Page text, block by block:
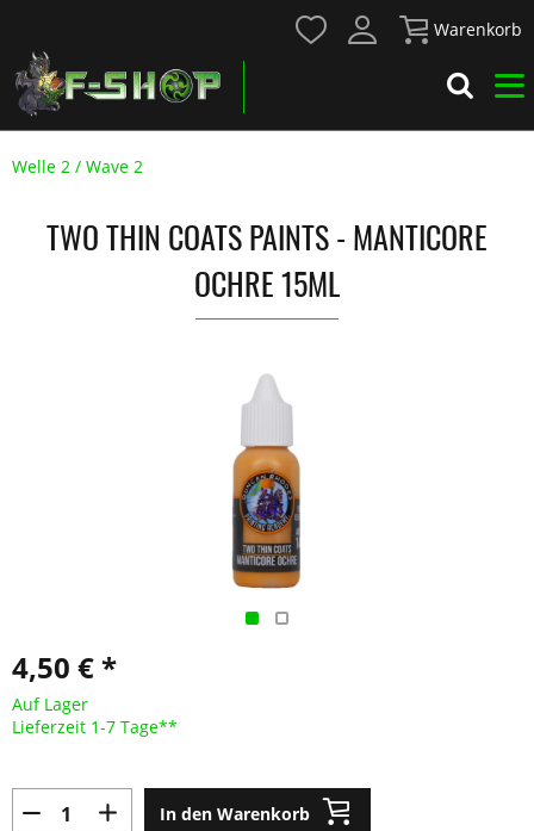
Warenkorb
Welle 2 / Wave 2
TWO THIN COATS PAINTS - MANTICORE
OCHRE 15ML
4,50 € *
Auf Lager
Lieferzeit 1-7 Tage**
In den Warenkorb